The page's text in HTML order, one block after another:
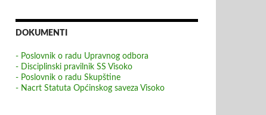
DOKUMENTI
- Poslovnik o radu Upravnog odbora
- Disciplinski pravilnik SS Visoko
- Poslovnik o radu Skupštine
- Nacrt Statuta Općinskog saveza Visoko